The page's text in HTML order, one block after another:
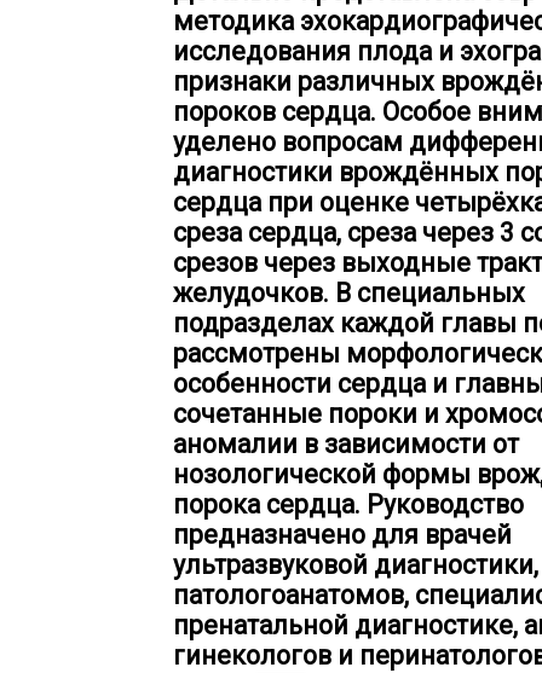
методика
исследования плода и
признаки различных
пороков сердца. Особое
уделено вопросам
диагностики врождённых
сердца при оценке
среза сердца, среза через 3
срезов через выходные
желудочков. В специальных
подразделах каждой главы
рассмотрены
особенности сердца и
сочетанные пороки и
аномалии в зависимости от
нозологической формы
порока сердца. Руководство
предназначено для врачей
ультразвуковой диагностики,
патологоанатомов,
пренатальной диагностике,
гинекологов и